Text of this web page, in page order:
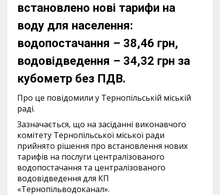
встановлено нові тарифи на
воду для населення:
водопостачання – 38,46 грн,
водовідведення – 34,32 грн за
кубометр без ПДВ.
Про це повідомили у Тернопільській міській
раді.
Зазначається, що на засіданні виконавчого
комітету Тернопільської міської ради
прийнято рішення про встановлення нових
тарифів на послуги централізованого
водопостачання та централізованого
водовідведення для КП
«Тернопільводоканал».